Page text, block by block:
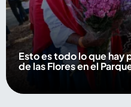
Esto es todo lo que hay
de las Flores en el